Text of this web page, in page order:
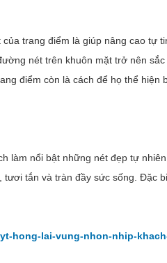
trang điểm là giúp nâng cao
nét trên khuôn mặt trở nên
điểm còn là cách để họ thể
làm nổi bật những nét đẹp tự
tắn và tràn đầy sức sống. Đặc
hong-lai-vung-nhon-nhip-